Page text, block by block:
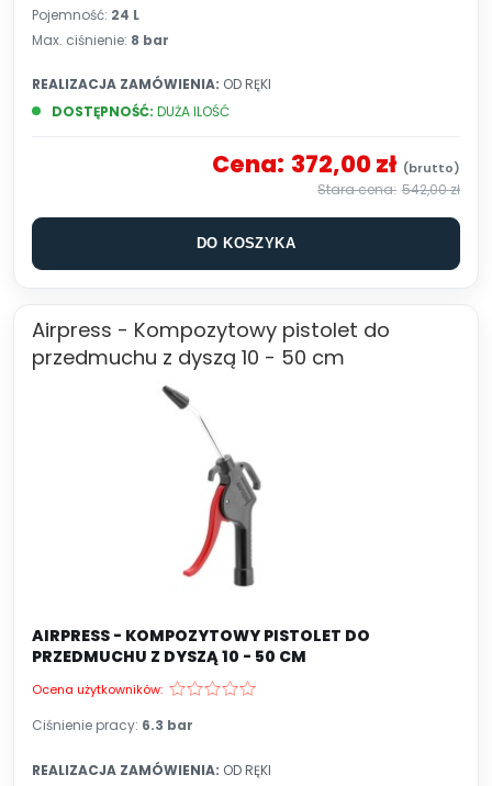
Pojemność: 24 L
Max. ciśnienie: 8 bar
DOSTĘPNOŚĆ: DUŻA ILOŚĆ
REALIZACJA ZAMÓWIENIA: OD RĘKI
Cena: 372,00 zł
542,00 zł
DO KOSZYKA
Airpress - Kompozytowy pistolet do
przedmuchu z dyszą 10 - 50 cm
AIRPRESS - KOMPOZYTOWY PISTOLET DO
PRZEDMUCHU Z DYSZĄ 10 - 50 CM
Ocena użytkowników:
Ciśnienie pracy: 6.3 bar
REALIZACJA ZAMÓWIENIA: OD RĘKI